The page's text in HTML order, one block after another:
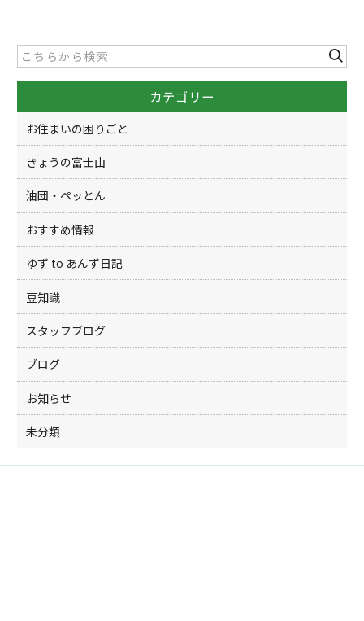
e
b
o
o
k
er
カテゴリー
お住まいの困りごと
きょうの富士山
油団・ペッとん
おすすめ情報
ゆず to あんず日記
豆知識
スタッフブログ
ブログ
お知らせ
未分類